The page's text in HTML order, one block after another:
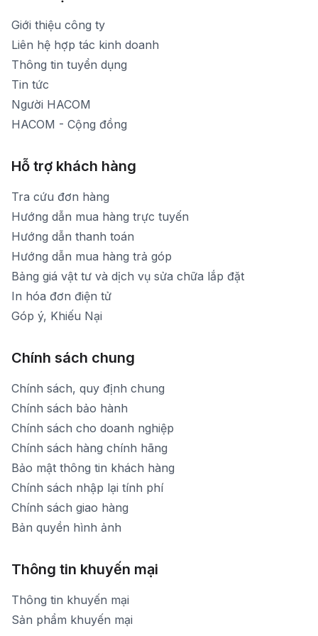
1900 1903 (máy lẻ 159) -(028)73000322
1900 1903 (máy lẻ 160)
[email protected]
Thời gian mở cửa: Từ 8h30-20h hàng ngày
Giới thiệu công ty
Liên hệ hợp tác kinh doanh
Thông tin tuyển dụng
Tin tức
Người HACOM
HACOM - Cộng đồng
Hỗ trợ khách hàng
Tra cứu đơn hàng
Hướng dẫn mua hàng trực tuyến
Hướng dẫn thanh toán
Hướng dẫn mua hàng trả góp
Bảng giá vật tư và dịch vụ sửa chữa lắp đặt
In hóa đơn điện tử
Góp ý, Khiếu Nại
Chính sách chung
Chính sách, quy định chung
Chính sách bảo hành
Chính sách cho doanh nghiệp
Chính sách hàng chính hãng
Bảo mật thông tin khách hàng
Chính sách nhập lại tính phí
Chính sách giao hàng
Bản quyền hình ảnh
Thông tin khuyến mại
Thông tin khuyến mại
Sản phẩm khuyến mại